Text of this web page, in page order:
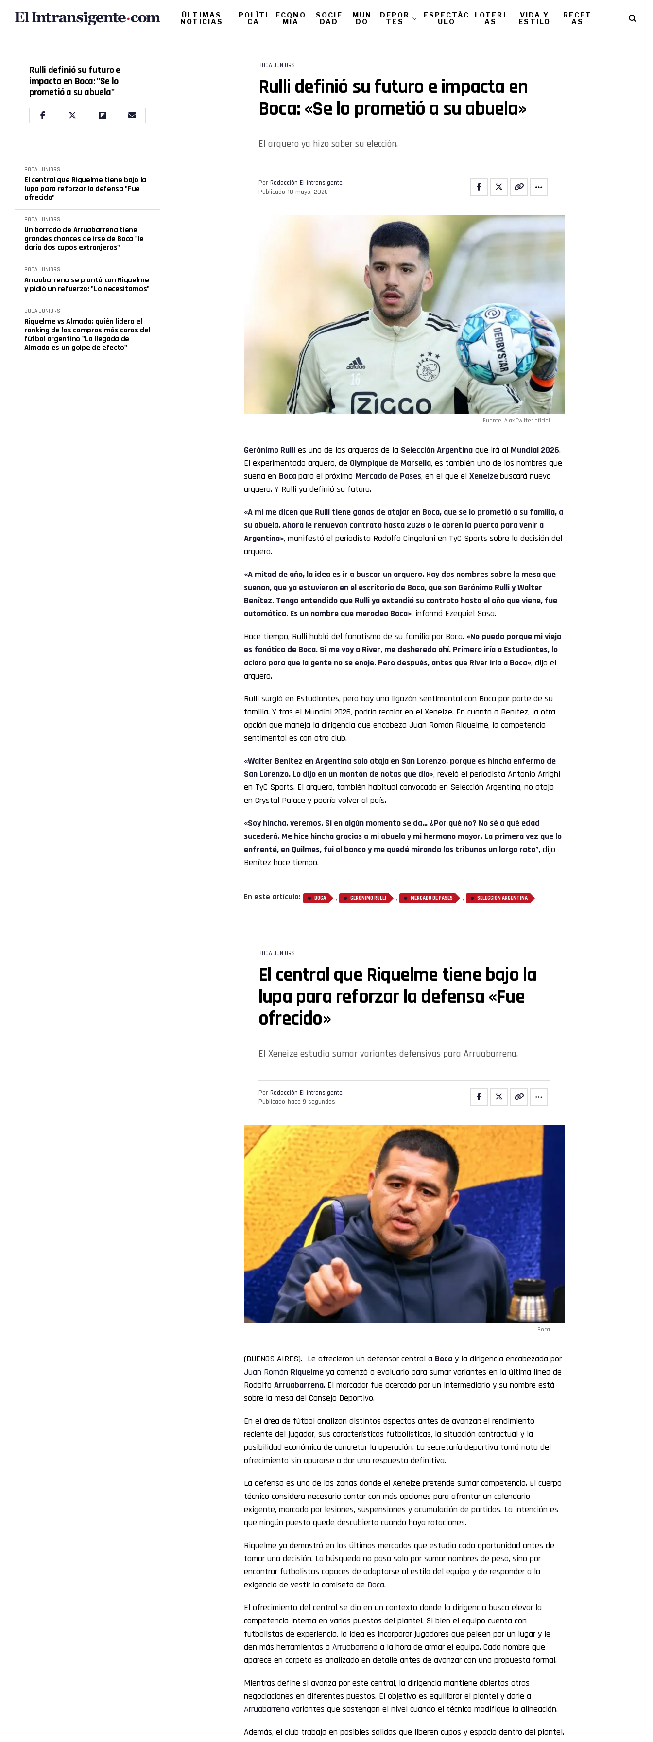
ÚLTIMAS
NOTICIAS
POLÍTI
CA
ECONO
MÍA
SOCIE
DAD
MUN
DO
DEPOR
TES
ESPECTÁC
ULO
LOTERI
AS
VIDA Y
ESTILO
RECET
AS
Rulli definió su futuro e
impacta en Boca: "Se lo
prometió a su abuela"
BOCA JUNIORS
El central que Riquelme tiene bajo la
lupa para reforzar la defensa "Fue
ofrecido"
BOCA JUNIORS
Un borrado de Arruabarrena tiene
grandes chances de irse de Boca "le
daría dos cupos extranjeros"
BOCA JUNIORS
Arruabarrena se plantó con Riquelme
y pidió un refuerzo: "Lo necesitamos"
BOCA JUNIORS
Riquelme vs Almada: quién lidera el
ranking de las compras más caras del
fútbol argentino "La llegada de
Almada es un golpe de efecto"
BOCA JUNIORS
Rulli definió su futuro e impacta en
Boca: «Se lo prometió a su abuela»
El arquero ya hizo saber su elección.
Por Redacción El intransigente
Publicado 18 mayo, 2026
Fuente: Ajax Twitter oficial
Gerónimo Rulli es uno de los arqueros de la Selección Argentina que irá al Mundial 2026.
El experimentado arquero, de Olympique de Marsella, es también uno de los nombres que
suena en Bocapara el próximo Mercado de Pases, en el que el Xeneizebuscará nuevo
arquero. Y Rulli ya definió su futuro.
«A mí me dicen que Rulli tiene ganas de atajar en Boca, que se lo prometió a su familia, a
su abuela. Ahora le renuevan contrato hasta 2028 o le abren la puerta para venir a
Argentina», manifestó el periodista Rodolfo Cingolani en TyC Sports sobre la decisión del
arquero.
«A mitad de año, la idea es ir a buscar un arquero. Hay dos nombres sobre la mesa que
suenan, que ya estuvieron en el escritorio de Boca, que son Gerónimo Rulli y Walter
Benítez. Tengo entendido que Rulli ya extendió su contrato hasta el año que viene, fue
automático. Es un nombre que merodea Boca», informó Ezequiel Sosa.
Hace tiempo, Rulli habló del fanatismo de su familia por Boca. «No puedo porque mi vieja
es fanática de Boca. Si me voy a River, me deshereda ahí. Primero iría a Estudiantes, lo
aclaro para que la gente no se enoje. Pero después, antes que River iría a Boca», dijo el
arquero.
Rulli surgió en Estudiantes, pero hay una ligazón sentimental con Boca por parte de su
familia. Y tras el Mundial 2026, podría recalar en el Xeneize. En cuanto a Benítez, la otra
opción que maneja la dirigencia que encabeza Juan Román Riquelme, la competencia
sentimental es con otro club.
«Walter Benítez en Argentina solo ataja en San Lorenzo, porque es hincha enfermo de
San Lorenzo. Lo dijo en un montón de notas que dio», reveló el periodista Antonio Arrighi
en TyC Sports. El arquero, también habitual convocado en Selección Argentina, no ataja
en Crystal Palace y podría volver al país.
«Soy hincha, veremos. Si en algún momento se da… ¿Por qué no? No sé a qué edad
sucederá. Me hice hincha gracias a mi abuela y mi hermano mayor. La primera vez que lo
enfrenté, en Quilmes, fui al banco y me quedé mirando las tribunas un largo rato”, dijo
Benítez hace tiempo.
En este artículo: BOCA , GERÓNIMO RULLI , MERCADO DE PASES , SELECCIÓN ARGENTINA
BOCA JUNIORS
El central que Riquelme tiene bajo la
lupa para reforzar la defensa «Fue
ofrecido»
El Xeneize estudia sumar variantes defensivas para Arruabarrena.
Por Redacción El intransigente
Publicado hace 9 segundos
Boca
(BUENOS AIRES).- Le ofrecieron un defensor central a Boca y la dirigencia encabezada por
Juan Román Riquelme ya comenzó a evaluarlo para sumar variantes en la última línea de
Rodolfo Arruabarrena. El marcador fue acercado por un intermediario y su nombre está
sobre la mesa del Consejo Deportivo.
En el área de fútbol analizan distintos aspectos antes de avanzar: el rendimiento
reciente del jugador, sus características futbolísticas, la situación contractual y la
posibilidad económica de concretar la operación. La secretaría deportiva tomó nota del
ofrecimiento sin apurarse a dar una respuesta definitiva.
La defensa es una de las zonas donde el Xeneize pretende sumar competencia. El cuerpo
técnico considera necesario contar con más opciones para afrontar un calendario
exigente, marcado por lesiones, suspensiones y acumulación de partidos. La intención es
que ningún puesto quede descubierto cuando haya rotaciones.
Riquelme ya demostró en los últimos mercados que estudia cada oportunidad antes de
tomar una decisión. La búsqueda no pasa solo por sumar nombres de peso, sino por
encontrar futbolistas capaces de adaptarse al estilo del equipo y de responder a la
exigencia de vestir la camiseta de Boca.
El ofrecimiento del central se dio en un contexto donde la dirigencia busca elevar la
competencia interna en varios puestos del plantel. Si bien el equipo cuenta con
futbolistas de experiencia, la idea es incorporar jugadores que peleen por un lugar y le
den más herramientas a Arruabarrena a la hora de armar el equipo. Cada nombre que
aparece en carpeta es analizado en detalle antes de avanzar con una propuesta formal.
Mientras define si avanza por este central, la dirigencia mantiene abiertas otras
negociaciones en diferentes puestos. El objetivo es equilibrar el plantel y darle a
Arruabarrena variantes que sostengan el nivel cuando el técnico modifique la alineación.
Además, el club trabaja en posibles salidas que liberen cupos y espacio dentro del plantel.